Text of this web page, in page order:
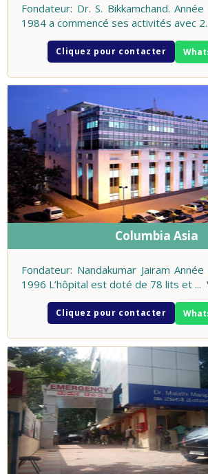
Fondateur: Dr. S. Bikkamchand.
1984 a commencé ses activités avec 2
Cliquez pour contacter
Columbia Asia
Fondateur: Nandakumar Jairam
1996 L’hôpital est doté de 78 lits et ...
Cliquez pour contacter